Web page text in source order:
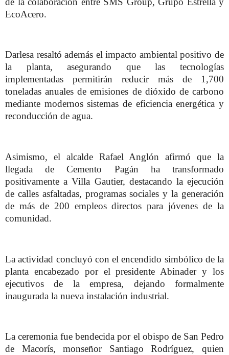
EcoAcero.
Darlesa resaltó además el impacto ambiental positivo de
la planta, asegurando que las tecnologías
implementadas permitirán reducir más de 1,700
toneladas anuales de emisiones de dióxido de carbono
mediante modernos sistemas de eficiencia energética y
reconducción de agua.
Asimismo, el alcalde Rafael Anglón afirmó que la
llegada de Cemento Pagán ha transformado
positivamente a Villa Gautier, destacando la ejecución
de calles asfaltadas, programas sociales y la generación
de más de 200 empleos directos para jóvenes de la
comunidad.
La actividad concluyó con el encendido simbólico de la
planta encabezado por el presidente Abinader y los
ejecutivos de la empresa, dejando formalmente
inaugurada la nueva instalación industrial.
La ceremonia fue bendecida por el obispo de San Pedro
de Macorís, monseñor Santiago Rodríguez, quien